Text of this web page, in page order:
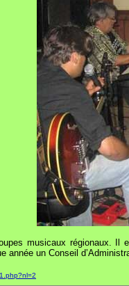
musicaux régionaux.
année un Conseil